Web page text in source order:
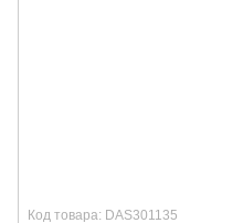
Код товара: DAS301135